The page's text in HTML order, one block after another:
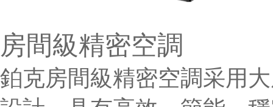
房間級精密空調
鉑克房間級精密空調采用